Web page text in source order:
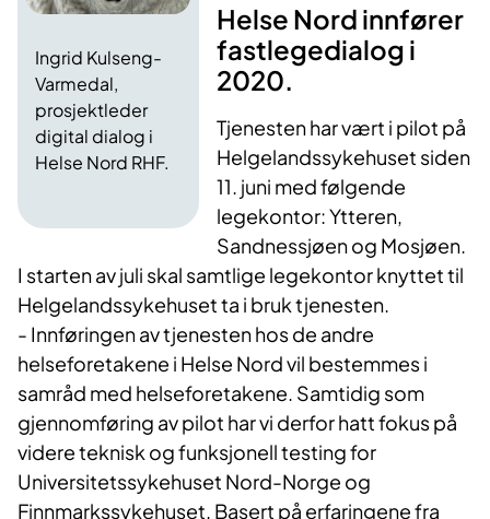
Ingrid Kulseng-
Varmedal,
prosjektleder
digital dialog i
Helse Nord RHF.
Helse Nord innfører
fastlegedialog i
2020.
Tjenesten har vært i pilot på
Helgelandssykehuset siden
11. juni med følgende
legekontor: Ytteren,
Sandnessjøen og Mosjøen.
I starten av juli skal samtlige legekontor knyttet til
Helgelandssykehuset ta i bruk tjenesten.
- Innføringen av tjenesten hos de andre
helseforetakene i Helse Nord vil bestemmes i
samråd med helseforetakene. Samtidig som
gjennomføring av pilot har vi derfor hatt fokus på
videre teknisk og funksjonell testing for
Universitetssykehuset Nord-Norge og
Finnmarkssykehuset. Basert på erfaringene fra